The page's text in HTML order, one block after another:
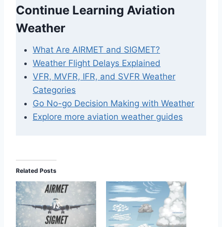
Continue Learning Aviation
Weather
What Are AIRMET and SIGMET?
Weather Flight Delays Explained
VFR, MVFR, IFR, and SVFR Weather
Categories
Go No-go Decision Making with Weather
Explore more aviation weather guides
Related Posts